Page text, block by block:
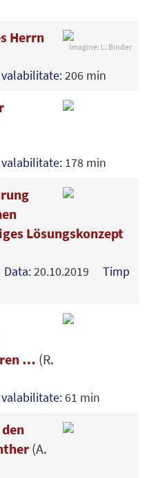
Imagine: L. Binder
Herrn
206 min
178 min
Lösungskonzept
Data:20.10.2019 Timp
… (R.
61 min
(A.